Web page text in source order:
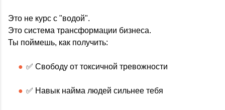
Это не курс с "водой".
Это система трансформации бизнеса.
Ты поймешь, как получить:
✅ Свободу от токсичной тревожности
✅ Навык найма людей сильнее тебя